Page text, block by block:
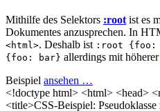
Mithilfe des Selektors :root ist es
Dokumentes anzusprechen. In
<html>. Deshalb ist :root {foo:
{foo: bar} allerdings mit höherer
Beispiel ansehen …
<!doctype html> <html> <head>
<title>CSS-Beispiel: